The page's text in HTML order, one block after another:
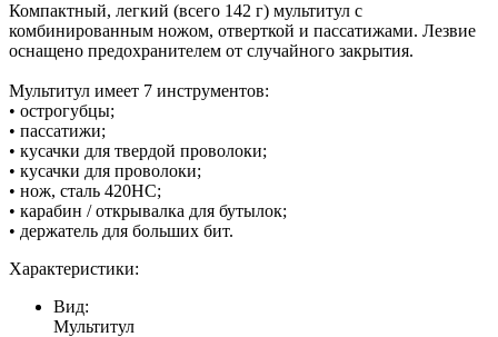
Компактный, легкий (всего 142 г) мультитул с
комбинированным ножом, отверткой и пассатижами. Лезвие
оснащено предохранителем от случайного закрытия.
Мультитул имеет 7 инструментов:
• острогубцы;
• пассатижи;
• кусачки для твердой проволоки;
• кусачки для проволоки;
• нож, сталь 420HC;
• карабин / открывалка для бутылок;
• держатель для больших бит.
Характеристики:
Вид:
Мультитул